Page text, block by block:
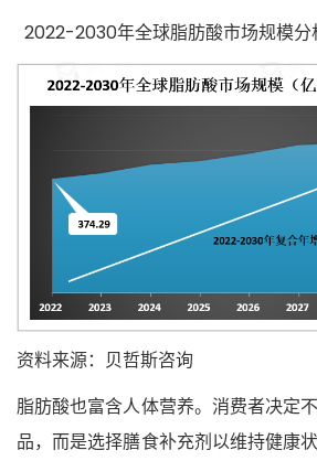
2022-2030年全球脂肪酸市场规模分
资料来源：贝哲斯咨询
脂肪酸也富含人体营养。消费者决定
品，而是选择膳食补充剂以维持健康